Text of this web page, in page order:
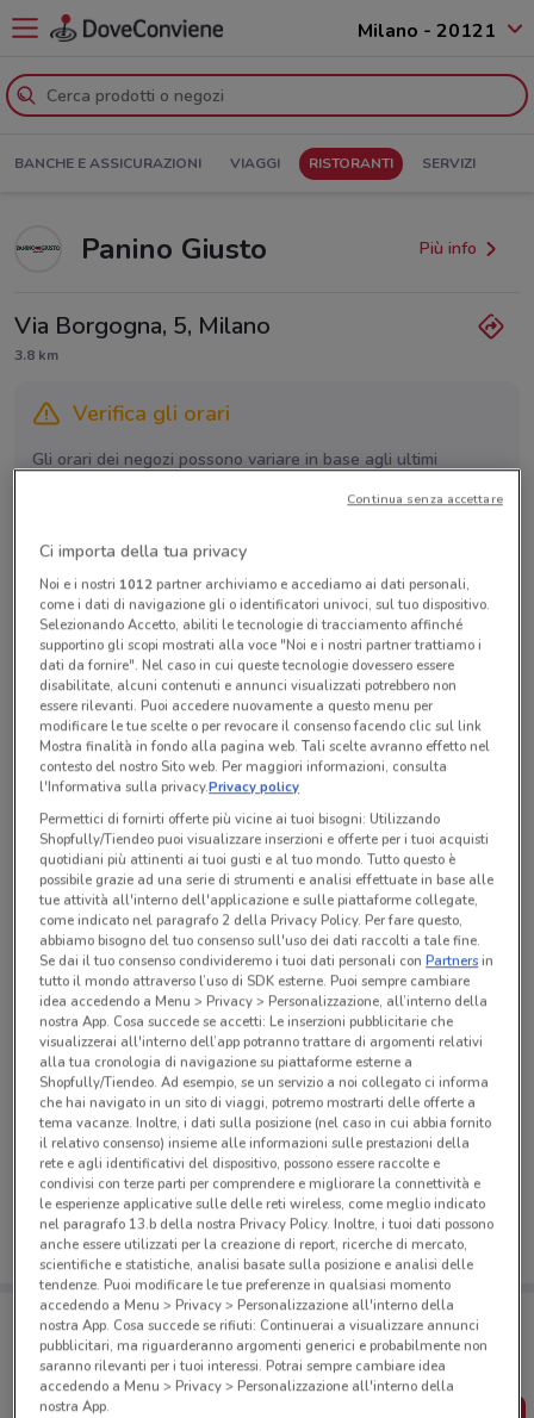
Milano - 20121
BANCHE E ASSICURAZIONI VIAGGI RISTORANTI SERVIZI
Panino Giusto Più info
Via Borgogna, 5, Milano
3.8 km
Verifica gli orari
Gli orari dei negozi possono variare in base agli ultimi
Chiama il negozio
Lunedì n.d.
Martedì n.d.
Mercoledì n.d.
Giovedì n.d.
Venerdì n.d.
Sabato n.d.
Domenica n.d.
225061005
San Babila
Tutte le promozioni di questo negozio
Ci dispiace, al momento non abbiamo pubblicato
volantini nella tua zona. Riprova più tardi.
Porta DoveConviene sempre con te!
Puoi trovare le migliori offerte dei negozi vicino a te,
salvarle e creare la tua lista del risparmio, comodamente
dal tuo cellulare.
Ci importa della tua privacy
Noi e i nostri 1012partner archiviamo e accediamo ai dati personali,
come i dati di navigazione gli o identificatori univoci, sul tuo dispositivo.
Selezionando Accetto, abiliti le tecnologie di tracciamento affinché
supportino gli scopi mostrati alla voce "Noi e i nostri partner trattiamo i
dati da fornire". Nel caso in cui queste tecnologie dovessero essere
disabilitate, alcuni contenuti e annunci visualizzati potrebbero non
essere rilevanti. Puoi accedere nuovamente a questo menu per
modificare le tue scelte o per revocare il consenso facendo clic sul link
Mostra finalità in fondo alla pagina web. Tali scelte avranno effetto nel
contesto del nostro Sito web. Per maggiori informazioni, consulta
l'Informativa sulla privacy.Privacy policy
Permettici di fornirti offerte più vicine ai tuoi bisogni: Utilizzando
Shopfully/Tiendeo puoi visualizzare inserzioni e offerte per i tuoi acquisti
quotidiani più attinenti ai tuoi gusti e al tuo mondo. Tutto questo è
possibile grazie ad una serie di strumenti e analisi effettuate in base alle
tue attività all'interno dell'applicazione e sulle piattaforme collegate,
come indicato nel paragrafo 2 della Privacy Policy. Per fare questo,
abbiamo bisogno del tuo consenso sull'uso dei dati raccolti a tale fine.
Se dai il tuo consenso condivideremo i tuoi dati personali conPartnersin
tutto il mondo attraverso l’uso di SDK esterne. Puoi sempre cambiare
idea accedendo a Menu > Privacy > Personalizzazione, all’interno della
nostra App. Cosa succede se accetti: Le inserzioni pubblicitarie che
visualizzerai all'interno dell’app potranno trattare di argomenti relativi
alla tua cronologia di navigazione su piattaforme esterne a
Shopfully/Tiendeo. Ad esempio, se un servizio a noi collegato ci informa
che hai navigato in un sito di viaggi, potremo mostrarti delle offerte a
tema vacanze. Inoltre, i dati sulla posizione (nel caso in cui abbia fornito
il relativo consenso) insieme alle informazioni sulle prestazioni della
rete e agli identificativi del dispositivo, possono essere raccolte e
condivisi con terze parti per comprendere e migliorare la connettività e
le esperienze applicative sulle delle reti wireless, come meglio indicato
nel paragrafo 13.b della nostra Privacy Policy. Inoltre, i tuoi dati possono
anche essere utilizzati per la creazione di report, ricerche di mercato,
scientifiche e statistiche, analisi basate sulla posizione e analisi delle
tendenze. Puoi modificare le tue preferenze in qualsiasi momento
accedendo a Menu > Privacy > Personalizzazione all'interno della
nostra App. Cosa succede se rifiuti: Continuerai a visualizzare annunci
pubblicitari, ma riguarderanno argomenti generici e probabilmente non
saranno rilevanti per i tuoi interessi. Potrai sempre cambiare idea
accedendo a Menu > Privacy > Personalizzazione all'interno della
nostra App.
Continua senza accettare